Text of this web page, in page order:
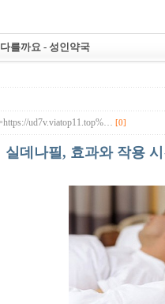
를까요 - 성인약국
ud7v.viatop11.top%… [0]
실데나필, 효과와 작용